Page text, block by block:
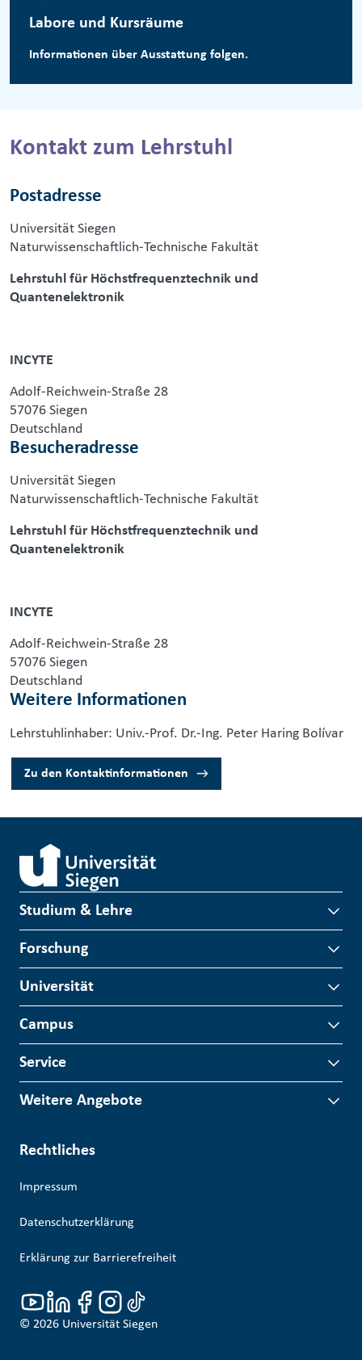
Labore und Kursräume
Informationen über Ausstattung folgen.
Kontakt zum Lehrstuhl
Postadresse
Universität Siegen
Naturwissenschaftlich-Technische Fakultät
Lehrstuhl für Höchstfrequenztechnik und
Quantenelektronik
INCYTE
Adolf-Reichwein-Straße 28
57076 Siegen
Deutschland
Besucheradresse
Universität Siegen
Naturwissenschaftlich-Technische Fakultät
Lehrstuhl für Höchstfrequenztechnik und
Quantenelektronik
INCYTE
Adolf-Reichwein-Straße 28
57076 Siegen
Deutschland
Weitere Informationen
Lehrstuhlinhaber: Univ.-Prof. Dr.-Ing. Peter Haring Bolívar
Zu den Kontaktinformationen
Studium & Lehre
Forschung
Universität
Campus
Service
Weitere Angebote
Rechtliches
Impressum
Datenschutzerklärung
Erklärung zur Barrierefreiheit
© 2026 Universität Siegen